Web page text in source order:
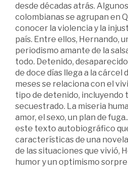
desde décadas atrás.
colombianas se agrupan en
conocer la violencia y la
país. Entre ellos, Hernando,
periodismo amante de la
todo. Detenido,
de doce días llega a la cárcel
meses se relaciona con el
tipo de detenido, incluyendo
secuestrado. La miseria
amor, el sexo, un plan de
este texto autobiográfico
características de una
de las situaciones que vivió,
humor y un optimismo